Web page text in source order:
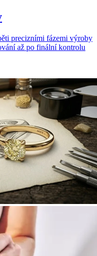
precizními fázemi výroby
až po finální kontrolu